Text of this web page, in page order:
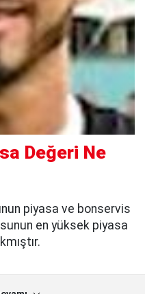
Değeri Ne
piyasa ve bonservis
en yüksek piyasa